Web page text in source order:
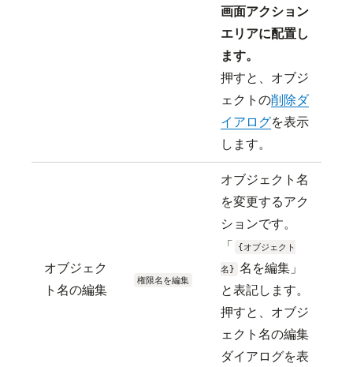
画面アクション
エリアに配置し
ます。
押すと、オブジ
ェクトの削除ダ
イアログを表示
します。
オブジェク
ト名の編集
権限名を編集
オブジェクト名
を変更するアク
ションです。
「
{オブジェクト
名} 名を編集」
と表記します。
押すと、オブジ
ェクト名の編集
ダイアログを表